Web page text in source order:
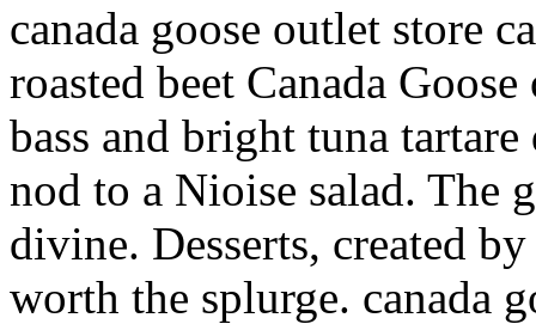
canada goose outlet store
roasted beet Canada
bass and bright tuna
nod to a Nioise salad. The
divine. Desserts, created
worth the splurge. canada